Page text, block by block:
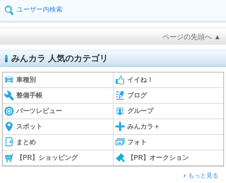
ユーザー内検索
ページの先頭へ ▲
みんカラ 人気のカテゴリ
車種別 イイね！
整備手帳 ブログ
パーツレビュー グループ
スポット みんカラ＋
まとめ フォト
【PR】ショッピング 【PR】オークション
もっと見る